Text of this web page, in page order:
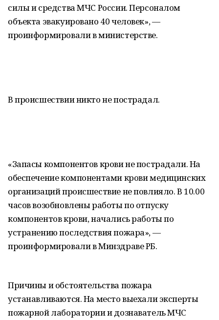
силы и средства МЧС России. Персоналом
объекта эвакуировано 40 человек», —
проинформировали в министерстве.
В происшествии никто не пострадал.
«Запасы компонентов крови не пострадали. На
обеспечение компонентами крови медицинских
организаций происшествие не повлияло. В 10.00
часов возобновлены работы по отпуску
компонентов крови, начались работы по
устранению последствия пожара», —
проинформировали в Минздраве РБ.
Причины и обстоятельства пожара
устанавливаются. На место выехали эксперты
пожарной лаборатории и дознаватель МЧС